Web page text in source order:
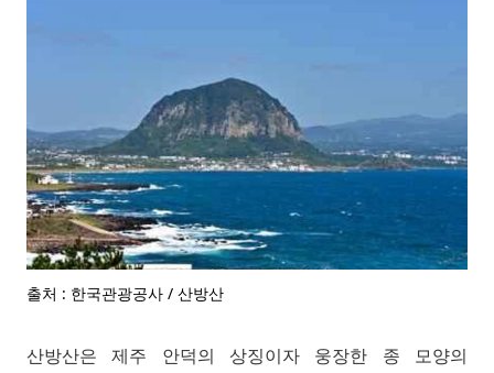
출처 : 한국관광공사 / 산방산
산방산은 제주 안덕의 상징이자 웅장한 종 모양의